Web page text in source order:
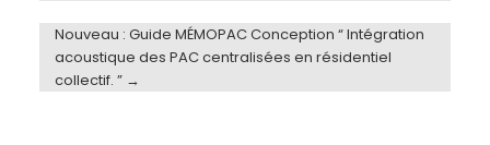
Nouveau : Guide MÉMOPAC Conception “ Intégration
acoustique des PAC centralisées en résidentiel
collectif. ”→